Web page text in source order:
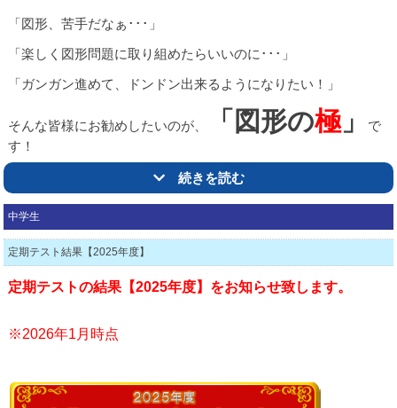
「図形、苦手だなぁ･･･」
「楽しく図形問題に取り組めたらいいのに･･･」
「ガンガン進めて、ドンドン出来るようになりたい！」
そんな皆様にお勧めしたいのが、 「図形の極」
で
す！
綾瀬教室では、「図形の極」を
図形が【苦手】なお子様にも、図形が【得意】なお子様にも
自信を持ってお勧めしています☆
イメージング
『図形の極プロフェッショナル』は、 イメージすることで
続きを読む
中学生
定期テスト結果【2025年度】
定期テストの結果【2025年度】をお知らせ致します。
※2026年1月時点